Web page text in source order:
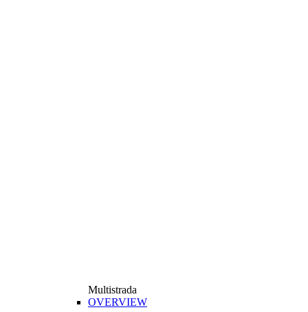
Multistrada
OVERVIEW